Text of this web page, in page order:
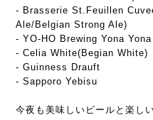
- Brasserie St.Feuillen
Ale/Belgian Strong Ale)
- YO-HO Brewing Yona
- Celia White(Begian White)
- Guinness Drauft
- Sapporo Yebisu
今夜も美味しいビールと楽し